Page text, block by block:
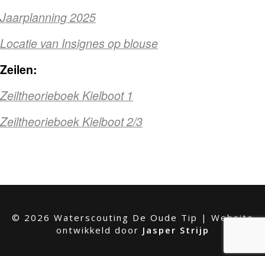
Jaarplanning 2025
Locatie van Insignes op blouse
Zeilen:
Zeiltheorieboek Kielboot 1
Zeiltheorieboek Kielboot 2/3
© 2026 Waterscouting De Oude Tip | Website
ontwikkeld door Jasper Strijp